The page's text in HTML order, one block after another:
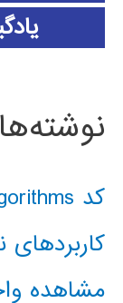
کد classical AI search algorithms
کاربردهای
مشاهده